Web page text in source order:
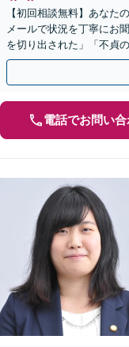
【初回相談無料】あなた
メールで状況を丁寧にお
を切り出された」「不貞
【リーズナブルな料金設
電話でお問い合